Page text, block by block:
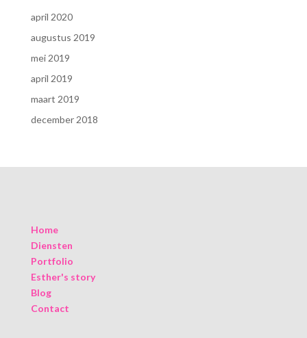
april 2020
augustus 2019
mei 2019
april 2019
maart 2019
december 2018
Home
Diensten
Portfolio
Esther's story
Blog
Contact